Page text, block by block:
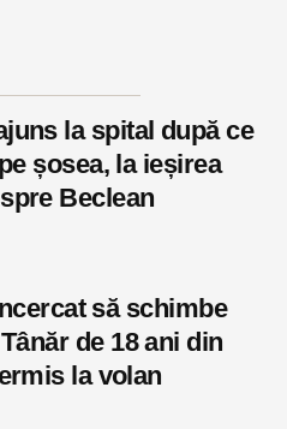
la spital după ce
șosea, la ieșirea
Beclean
să schimbe
de 18 ani din
la volan